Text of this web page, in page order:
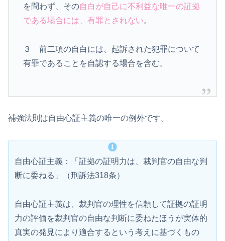
を問わず、その自白が自己に不利益な唯一の証拠
である場合には、有罪とされない。
３ 前二項の自白には、起訴された犯罪について
有罪であることを自認する場合を含む。
補強法則は自由心証主義の唯一の例外です。
自由心証主義：「証拠の証明力は、裁判官の自由な判
断に委ねる」（刑訴法318条）
自由心証主義は、裁判官の理性を信頼して証拠の証明
力の評価を裁判官の自由な判断に委ねたほうが実体的
真実の発見により適合するという考えに基づくもの